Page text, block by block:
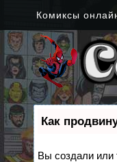
Комиксы
Как
Вы создали или